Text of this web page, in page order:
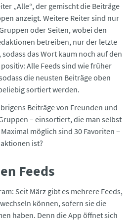
„Alle“, der gemischt die Beiträge
anzeigt. Weitere Reiter sind nur
oder Seiten, wobei den
betreiben, nur der letzte
das Wort kaum noch auf den
Alle Feeds sind wie früher
die neusten Beiträge oben
sortiert werden.
Beiträge von Freunden und
– einsortiert, die man selbst
möglich sind 30 Favoriten –
ist?
Feeds
Seit März gibt es mehrere Feeds,
können, sofern sie die
haben. Denn die App öffnet sich